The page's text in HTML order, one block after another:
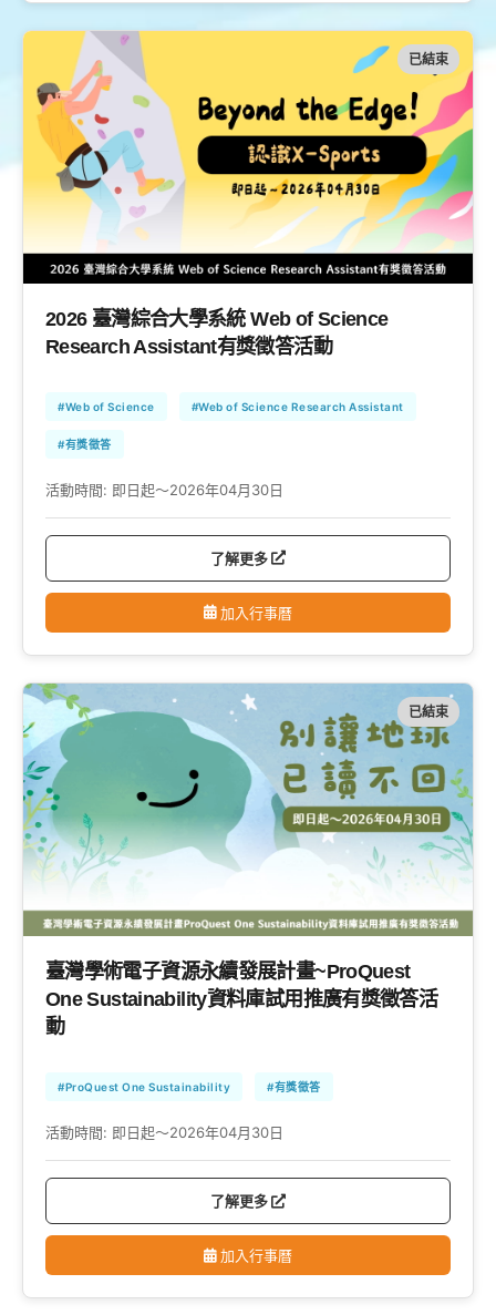
已結束
2026 臺灣綜合大學系統 Web of Science
Research Assistant有獎徵答活動
#Web of Science #Web of Science Research Assistant
#有獎徵答
活動時間: 即日起～2026年04月30日
了解更多
加入行事曆
已結束
臺灣學術電子資源永續發展計畫~ProQuest
One Sustainability資料庫試用推廣有獎徵答活
動
#ProQuest One Sustainability #有獎徵答
活動時間: 即日起～2026年04月30日
了解更多
加入行事曆